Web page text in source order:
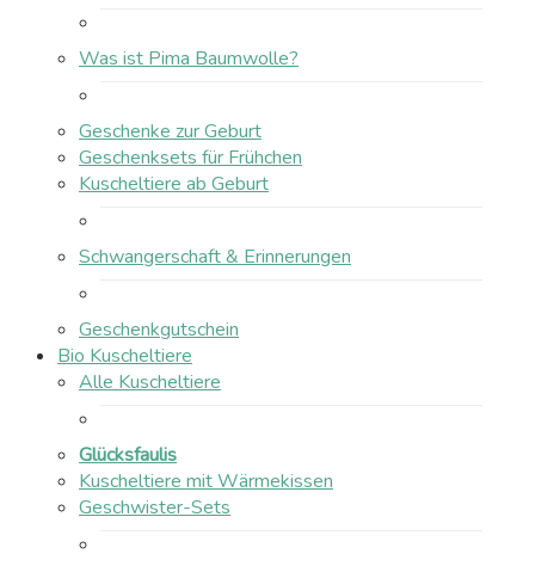
Was ist Pima Baumwolle?
Geschenke zur Geburt
Geschenksets für Frühchen
Kuscheltiere ab Geburt
Schwangerschaft & Erinnerungen
Geschenkgutschein
Bio Kuscheltiere
Alle Kuscheltiere
Glücksfaulis
Kuscheltiere mit Wärmekissen
Geschwister-Sets